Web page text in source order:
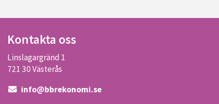
Kontakta oss
Linslagargränd 1
721 30 Västerås
info@bbrekonomi.se